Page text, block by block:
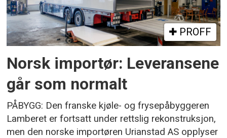
PROFF
Norsk importør: Leveransene
går som normalt
PÅBYGG: Den franske kjøle- og frysepåbyggeren
Lamberet er fortsatt under rettslig rekonstruksjon,
men den norske importøren Urianstad AS opplyser